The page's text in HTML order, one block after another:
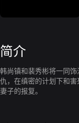
简介
韩尚镇和裴秀彬将一同
仇，在缜密的计划下和
妻子的报复。